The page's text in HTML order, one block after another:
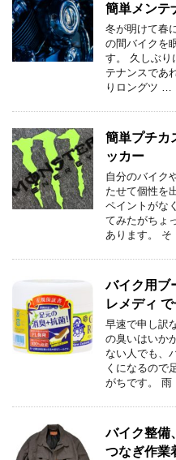
簡単メンテ
冬が明けて春
の間バイクを
す。 久しぶり
テナンスであ
りロングツ …
簡単プチカ
ッカー
自分のバイク
たせて個性を
ペイントがな
てみたがちょ
あります。 そ
バイク用ブ
レメディ
早速で申し訳
の臭いはいか
ない人でも、
くになるので
がちです。 雨
バイク整備
つなぎ作業